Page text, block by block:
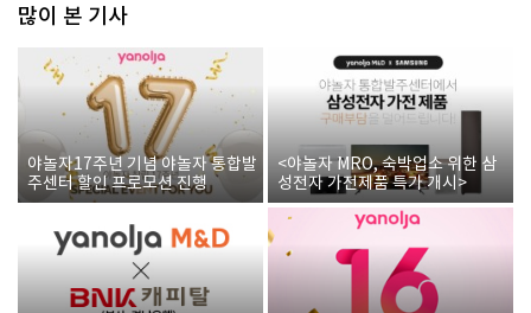
많이 본 기사
야놀자17주년 기념 야놀자 통합발
주센터 할인 프로모션 진행
<야놀자 MRO, 숙박업소 위한 삼
성전자 가전제품 특가 개시>